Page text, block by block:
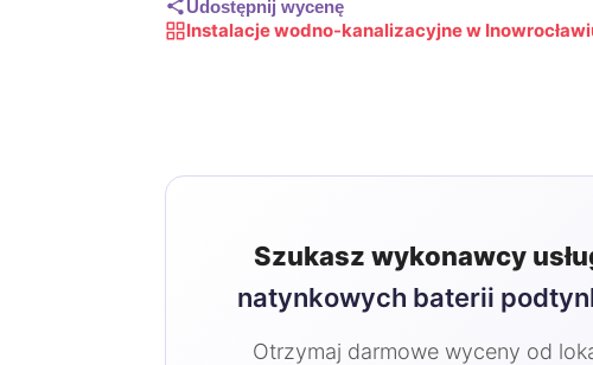
Udostępnij wycenę
Instalacje wodno-kanalizacyjne w
Szukasz wykonawcy
natynkowych baterii
Otrzymaj darmowe wyceny od